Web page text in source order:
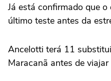
Já está confirmado que
último teste antes da
Ancelotti terá 11
Maracanã antes de